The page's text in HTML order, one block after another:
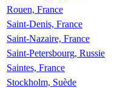
Rouen, France
Saint-Denis, France
Saint-Nazaire, France
Saint-Petersbourg, Russie
Saintes, France
Stockholm, Suède